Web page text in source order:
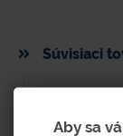
Súvisiaci
Aby sa